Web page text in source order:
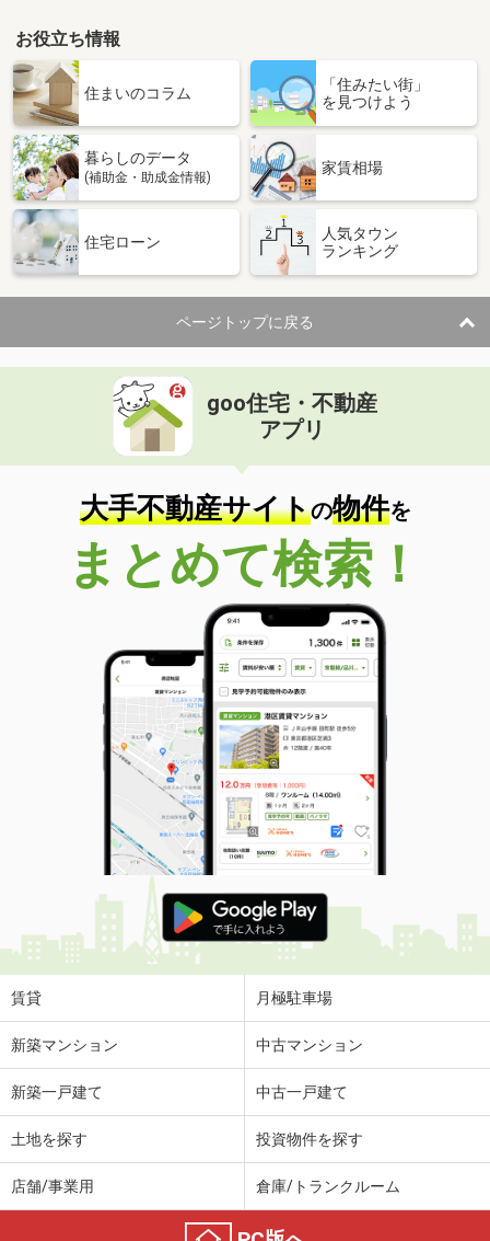
お役立ち情報
住まいのコラム
「住みたい街」
を見つけよう
暮らしのデータ
(補助金・助成金情報)
家賃相場
住宅ローン
人気タウン
ランキング
ページトップに戻る
goo住宅・不動産
アプリ
大手不動産サイトの物件を
まとめて検索！
賃貸 月極駐車場
新築マンション 中古マンション
新築一戸建て 中古一戸建て
土地を探す 投資物件を探す
店舗/事業用 倉庫/トランクルーム